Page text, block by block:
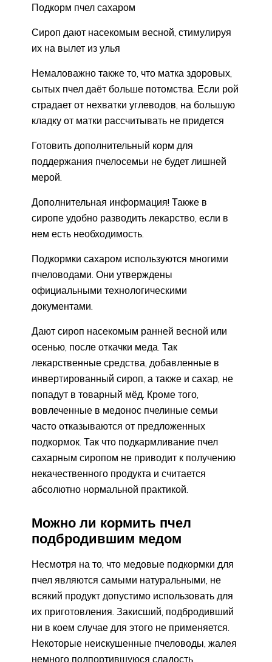
Подкорм пчел сахаром
Сироп дают насекомым весной, стимулируя
их на вылет из улья
Немаловажно также то, что матка здоровых,
сытых пчел даёт больше потомства. Если рой
страдает от нехватки углеводов, на большую
кладку от матки рассчитывать не придется
Готовить дополнительный корм для
поддержания пчелосемьи не будет лишней
мерой.
Дополнительная информация! Также в
сиропе удобно разводить лекарство, если в
нем есть необходимость.
Подкормки сахаром используются многими
пчеловодами. Они утверждены
официальными технологическими
документами.
Дают сироп насекомым ранней весной или
осенью, после откачки меда. Так
лекарственные средства, добавленные в
инвертированный сироп, а также и сахар, не
попадут в товарный мёд. Кроме того,
вовлеченные в медонос пчелиные семьи
часто отказываются от предложенных
подкормок. Так что подкармливание пчел
сахарным сиропом не приводит к получению
некачественного продукта и считается
абсолютно нормальной практикой.
Можно ли кормить пчел
подбродившим медом
Несмотря на то, что медовые подкормки для
пчел являются самыми натуральными, не
всякий продукт допустимо использовать для
их приготовления. Закисший, подбродивший
ни в коем случае для этого не применяется.
Некоторые неискушенные пчеловоды, жалея
немного подпортившуюся сладость,